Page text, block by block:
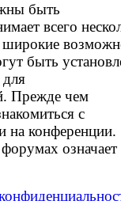
быть
всего
широкие
быть
Прежде чем
с
на конференции.
означает